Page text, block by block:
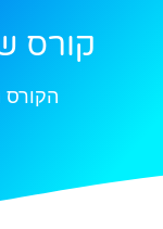
קורס
הקורס